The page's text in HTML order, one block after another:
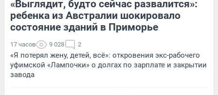
«Выглядит, будто сейчас развалится»:
ребенка из Австралии шокировало
состояние зданий в Приморье
17 часов 9 028 2
«Я потерял жену, детей, всё»: откровения экс-рабочего
уфимской «Лампочки» о долгах по зарплате и закрытии
завода